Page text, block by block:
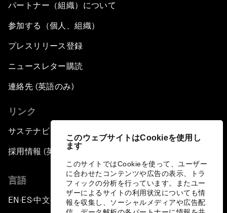
このウェブサイトはCookieを使用し
ます
このサイトではCookieを使って、ユーザー
に合わせたコンテンツや広告の表示、トラ
フィックの分析を行っています。またユー
ザーによるサイトの利用状況についても情
報を収集し、ソーシャルメディアや広告配
パートナー（組織）について
参加する（個人、組織）
プレスリリース登録
ニュースレター購読
連絡先 (英語のみ)
リンク
サステナビリティへの取り組み
採用情報 (英語のみ)
言語
EN ▪ES▪中文▪ 日本語